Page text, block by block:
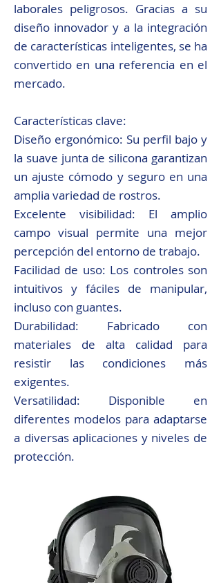
laborales peligrosos. Gracias a su
diseño innovador y a la integración
de características inteligentes, se ha
convertido en una referencia en el
mercado.
Características clave:
Diseño ergonómico: Su perfil bajo y
la suave junta de silicona garantizan
un ajuste cómodo y seguro en una
amplia variedad de rostros.
Excelente visibilidad: El amplio
campo visual permite una mejor
percepción del entorno de trabajo.
Facilidad de uso: Los controles son
intuitivos y fáciles de manipular,
incluso con guantes.
Durabilidad: Fabricado con
materiales de alta calidad para
resistir las condiciones más
exigentes.
Versatilidad: Disponible en
diferentes modelos para adaptarse
a diversas aplicaciones y niveles de
protección.